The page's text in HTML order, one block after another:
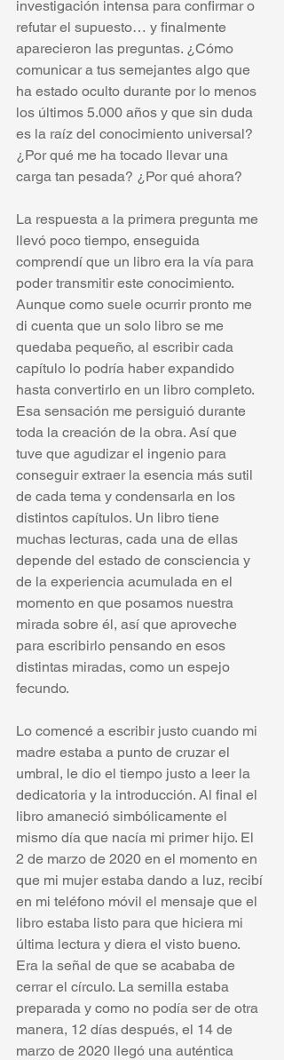
investigación intensa para confirmar o
refutar el supuesto… y finalmente
aparecieron las preguntas. ¿Cómo
comunicar a tus semejantes algo que
ha estado oculto durante por lo menos
los últimos 5.000 años y que sin duda
es la raíz del conocimiento universal?
¿Por qué me ha tocado llevar una
carga tan pesada? ¿Por qué ahora?
La respuesta a la primera pregunta me
llevó poco tiempo, enseguida
comprendí que un libro era la vía para
poder transmitir este conocimiento.
Aunque como suele ocurrir pronto me
di cuenta que un solo libro se me
quedaba pequeño, al escribir cada
capítulo lo podría haber expandido
hasta convertirlo en un libro completo.
Esa sensación me persiguió durante
toda la creación de la obra. Así que
tuve que agudizar el ingenio para
conseguir extraer la esencia más sutil
de cada tema y condensarla en los
distintos capítulos. Un libro tiene
muchas lecturas, cada una de ellas
depende del estado de consciencia y
de la experiencia acumulada en el
momento en que posamos nuestra
mirada sobre él, así que aproveche
para escribirlo pensando en esos
distintas miradas, como un espejo
fecundo.
Lo comencé a escribir justo cuando mi
madre estaba a punto de cruzar el
umbral, le dio el tiempo justo a leer la
dedicatoria y la introducción. Al final el
libro amaneció simbólicamente el
mismo día que nacía mi primer hijo. El
2 de marzo de 2020 en el momento en
que mi mujer estaba dando a luz, recibí
en mi teléfono móvil el mensaje que el
libro estaba listo para que hiciera mi
última lectura y diera el visto bueno.
Era la señal de que se acababa de
cerrar el círculo. La semilla estaba
preparada y como no podía ser de otra
manera, 12 días después, el 14 de
marzo de 2020 llegó una auténtica